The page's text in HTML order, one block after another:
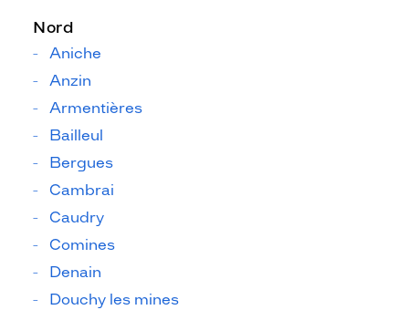
Nord
Aniche
Anzin
Armentières
Bailleul
Bergues
Cambrai
Caudry
Comines
Denain
Douchy les mines